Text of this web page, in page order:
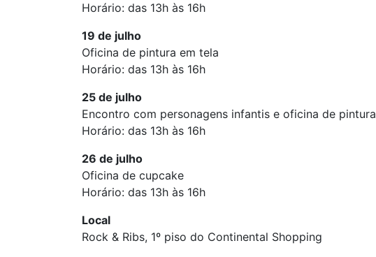
Horário: das 13h às 16h
19 de julho
Oficina de pintura em tela
Horário: das 13h às 16h
25 de julho
Encontro com personagens infantis e oficina de pintura
Horário: das 13h às 16h
26 de julho
Oficina de cupcake
Horário: das 13h às 16h
Local
Rock & Ribs, 1º piso do Continental Shopping